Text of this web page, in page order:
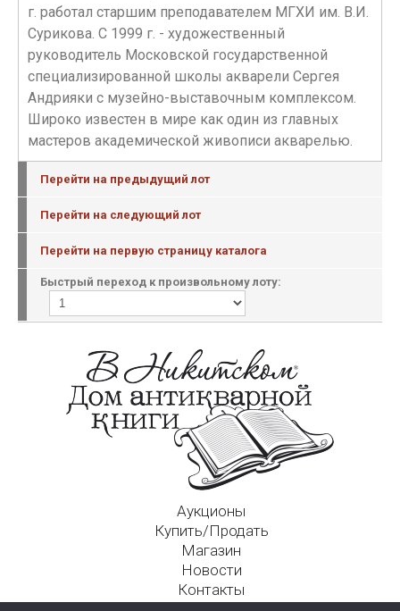
г. работал старшим преподавателем МГХИ им. В.И.
Сурикова. С 1999 г. - художественный
руководитель Московской государственной
специализированной школы акварели Сергея
Андрияки с музейно-выставочным комплексом.
Широко известен в мире как один из главных
мастеров академической живописи акварелью.
Перейти на предыдущий лот
Перейти на следующий лот
Перейти на первую страницу каталога
Быстрый переход к произвольному лоту:
Аукционы
Купить/Продать
Магазин
Новости
Контакты